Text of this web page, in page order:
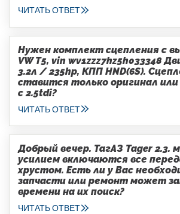
ЧИТАТЬ ОТВЕТ
Нужен комплект сцепления с
VW T5, vin wv1zzz7hz5h033348
3.2л / 235hp, КПП HND(6S).
ставится только оригинал
с 2.5tdi?
ЧИТАТЬ ОТВЕТ
Добрый вечер. ТагАЗ Tager 2.3.
усилием включаются все
хрустом. Есть ли у Вас
запчасти или ремонт может
времени на их поиск?
ЧИТАТЬ ОТВЕТ